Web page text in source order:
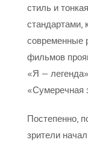
стиль и
стандартами,
современные
фильмов
«Я —
«Сумеречная
Постепенно,
зрители